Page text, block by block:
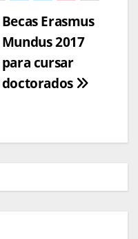
Becas Erasmus
Mundus 2017
para cursar
doctorados